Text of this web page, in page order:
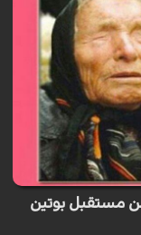
عن مستقبل بوتين